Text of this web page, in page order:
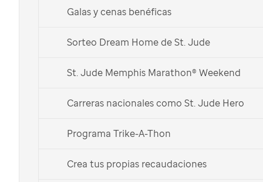
Galas y cenas benéficas
Sorteo Dream Home de St. Jude
St. Jude Memphis Marathon® Weekend
Carreras nacionales como St. Jude Hero
Programa Trike-A-Thon
Crea tus propias recaudaciones
Jacqie Rivera, Oscar Iván Treviño, Luis Angel "El Flaco", Carolina Ross
Aporta tu granito de